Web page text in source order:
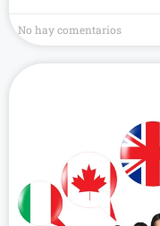
No hay comentarios